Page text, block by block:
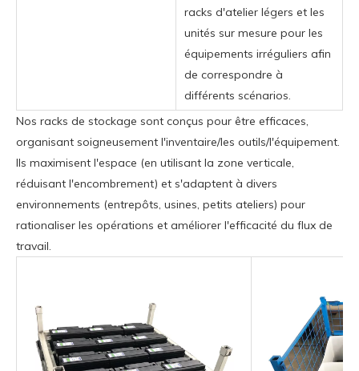
racks d'atelier légers et les
unités sur mesure pour les
équipements irréguliers afin
de correspondre à
différents scénarios.
Nos racks de stockage sont conçus pour être efficaces,
organisant soigneusement l'inventaire/les outils/l'équipement.
Ils maximisent l'espace (en utilisant la zone verticale,
réduisant l'encombrement) et s'adaptent à divers
environnements (entrepôts, usines, petits ateliers) pour
rationaliser les opérations et améliorer l'efficacité du flux de
travail.